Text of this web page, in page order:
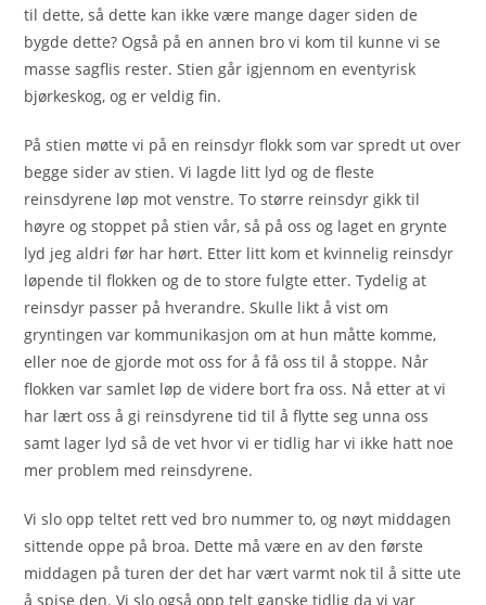
til dette, så dette kan ikke være mange dager siden de
bygde dette? Også på en annen bro vi kom til kunne vi se
masse sagflis rester. Stien går igjennom en eventyrisk
bjørkeskog, og er veldig fin.
På stien møtte vi på en reinsdyr flokk som var spredt ut over
begge sider av stien. Vi lagde litt lyd og de fleste
reinsdyrene løp mot venstre. To større reinsdyr gikk til
høyre og stoppet på stien vår, så på oss og laget en grynte
lyd jeg aldri før har hørt. Etter litt kom et kvinnelig reinsdyr
løpende til flokken og de to store fulgte etter. Tydelig at
reinsdyr passer på hverandre. Skulle likt å vist om
gryntingen var kommunikasjon om at hun måtte komme,
eller noe de gjorde mot oss for å få oss til å stoppe. Når
flokken var samlet løp de videre bort fra oss. Nå etter at vi
har lært oss å gi reinsdyrene tid til å flytte seg unna oss
samt lager lyd så de vet hvor vi er tidlig har vi ikke hatt noe
mer problem med reinsdyrene.
Vi slo opp teltet rett ved bro nummer to, og nøyt middagen
sittende oppe på broa. Dette må være en av den første
middagen på turen der det har vært varmt nok til å sitte ute
å spise den. Vi slo også opp telt ganske tidlig da vi var